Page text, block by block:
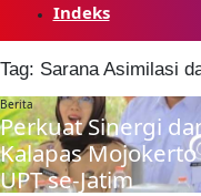
Indeks
Tag: Sarana Asimilasi
Berita
Perkuat Sinergi
Kalapas
UPT se-Jatim